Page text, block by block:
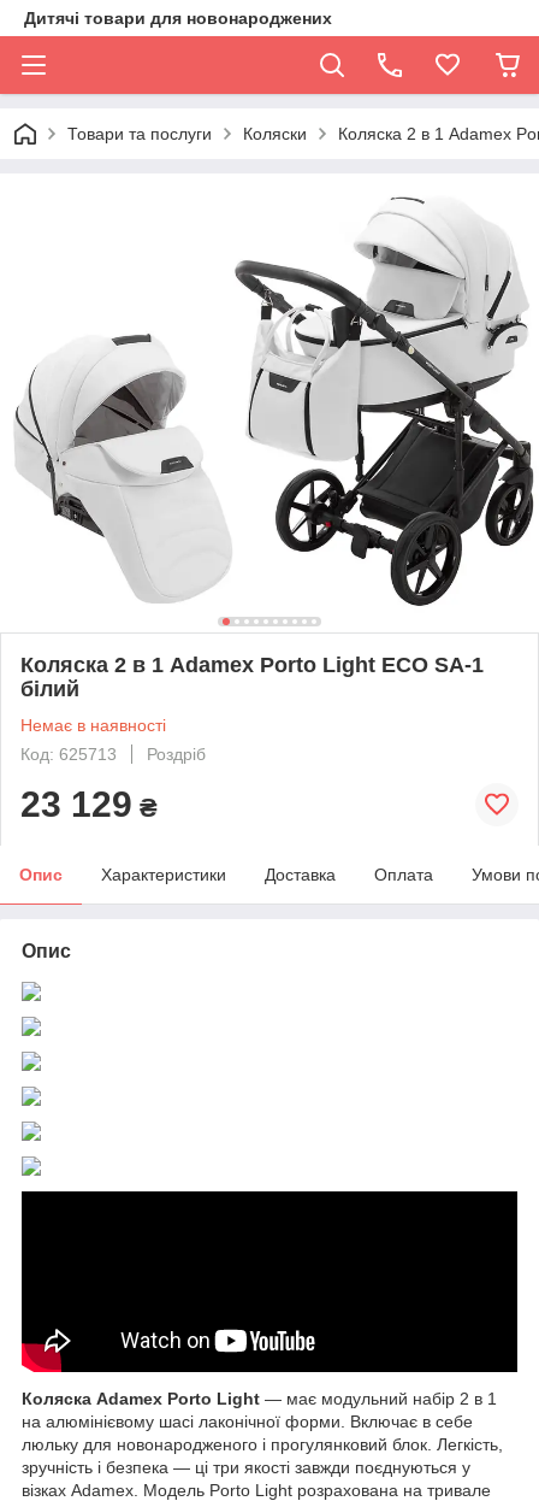
Дитячі товари для новонароджених
Товари та послуги Коляски Коляска 2 в 1 Adamex
Коляска 2 в 1 Adamex Porto Light ECO SA-1
білий
Немає в наявності
Код: 625713
Роздріб
23 129 ₴
Опис Характеристики Доставка Оплата Умови
Опис
Коляска Adamex Porto Light — має модульний набір 2 в 1
на алюмінієвому шасі лаконічної форми. Включає в себе
люльку для новонародженого і прогулянковий блок. Легкість,
зручність і безпека — ці три якості завжди поєднуються у
візках Adamex. Модель Porto Light розрахована на тривале